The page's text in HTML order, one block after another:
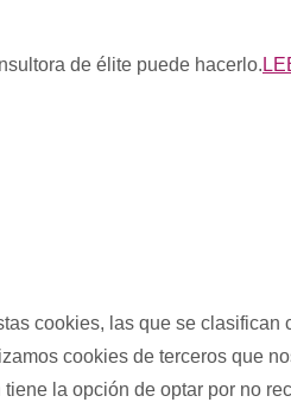
de élite puede hacerlo.
cookies, las que se
cookies de terceros que
la opción de optar por no